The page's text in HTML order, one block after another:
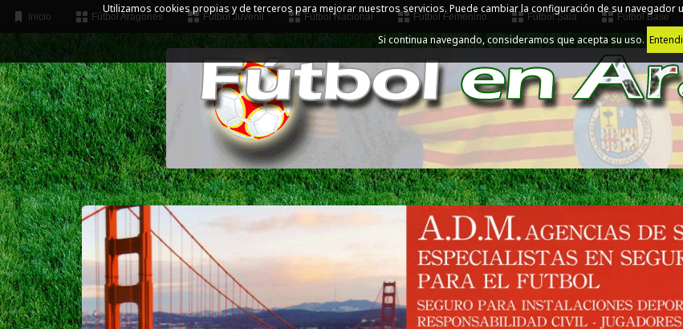
Utilizamos cookies propias y de terceros para mejorar nuestros servicios. Puede cambiar la configuración de su navegador
Si continua navegando, consideramos que acepta su uso.
Inicio Fútbol Aragonés Fútbol Juvenil Fútbol Nacional Fútbol Femenino Fútbol Sala Fútbol Base